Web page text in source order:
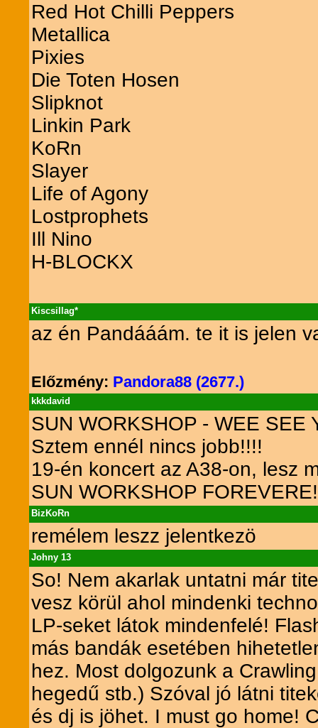
Red Hot Chilli Peppers
Metallica
Pixies
Die Toten Hosen
Slipknot
Linkin Park
KoRn
Slayer
Life of Agony
Lostprophets
Ill Nino
H-BLOCKX
Kiscsillag*
az én Pandááám. te it is jelen
Előzmény: Pandora88 (2677.)
kkkdavid
SUN WORKSHOP - WEE SEE
Sztem ennél nincs jobb!!!!
19-én koncert az A38-on, lesz
SUN WORKSHOP
BizKoRn
remélem leszz jelentkezö
Johny 13
So! Nem akarlak untatni már
vesz körül ahol mindenki
LP-seket látok mindenfelé!
más bandák esetében
hez. Most dolgozunk a
hegedű stb.) Szóval jó látni
és dj is jöhet. I must go home!